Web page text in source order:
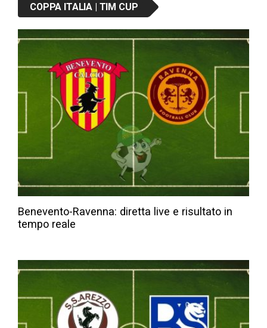
COPPA ITALIA | TIM CUP
Benevento-Ravenna: diretta live e risultato in
tempo reale